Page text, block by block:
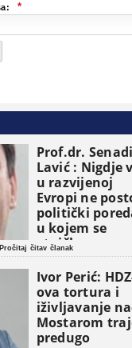
*
Prof.dr.
Lavić : Nigdje
u razvijenoj
Evropi ne
politički
u kojem se
etničke grupe
pojavljuju kao
osnovne
političke
Pročitaj čitav članak
Ivor Perić:
ova tortura i
iživljavanje
Mostarom
predugo